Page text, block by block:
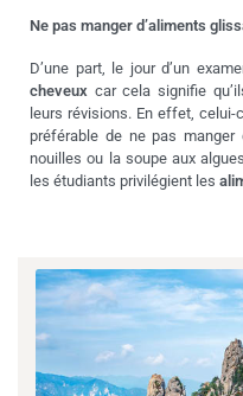
Ne pas manger d’aliments
D’une part, le jour d’un
cheveux car cela signifie
leurs révisions. En effet,
préférable de ne pas
nouilles ou la soupe aux
les étudiants privilégient les